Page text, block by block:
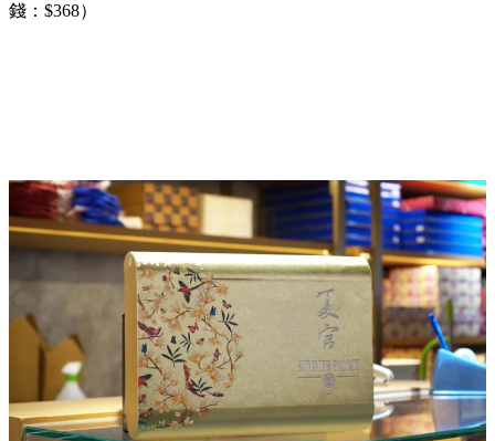
錢：$368）